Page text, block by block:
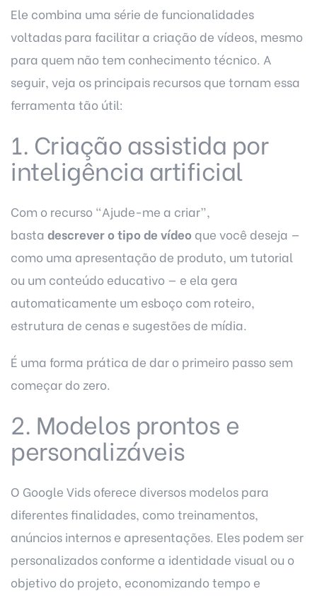
Ele combina uma série de funcionalidades
voltadas para facilitar a criação de vídeos, mesmo
para quem não tem conhecimento técnico. A
seguir, veja os principais recursos que tornam essa
ferramenta tão útil:
1. Criação assistida por
inteligência artificial
Com o recurso “Ajude-me a criar”,
basta descrever o tipo de vídeo que você deseja —
como uma apresentação de produto, um tutorial
ou um conteúdo educativo — e ela gera
automaticamente um esboço com roteiro,
estrutura de cenas e sugestões de mídia.
É uma forma prática de dar o primeiro passo sem
começar do zero.
2. Modelos prontos e
personalizáveis
O Google Vids oferece diversos modelos para
diferentes finalidades, como treinamentos,
anúncios internos e apresentações. Eles podem ser
personalizados conforme a identidade visual ou o
objetivo do projeto, economizando tempo e